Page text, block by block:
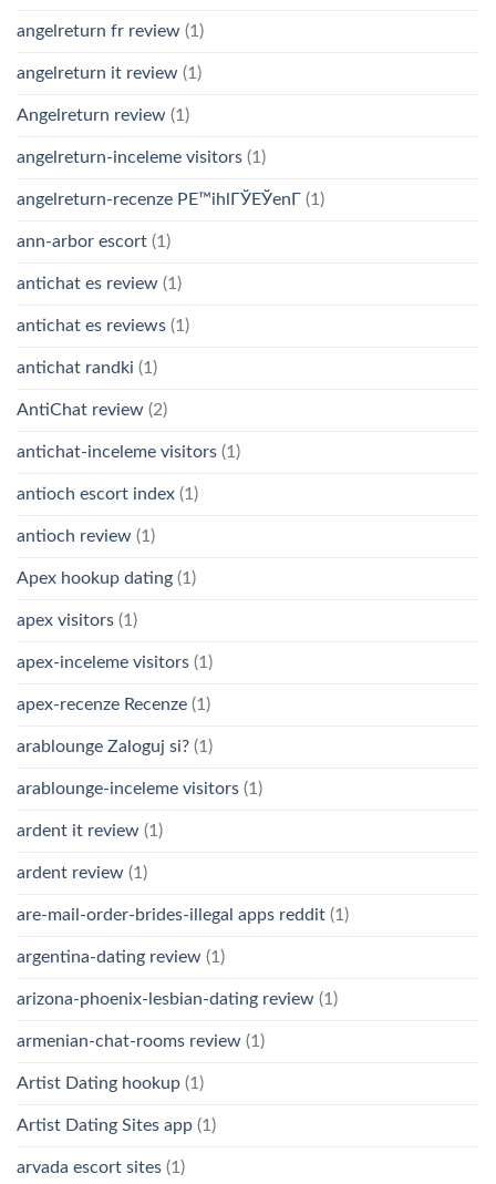
angelreturn fr review (1)
angelreturn it review (1)
Angelreturn review (1)
angelreturn-inceleme visitors (1)
angelreturn-recenze PЕ™ihlГЎЕЎenГ­ (1)
ann-arbor escort (1)
antichat es review (1)
antichat es reviews (1)
antichat randki (1)
AntiChat review (2)
antichat-inceleme visitors (1)
antioch escort index (1)
antioch review (1)
Apex hookup dating (1)
apex visitors (1)
apex-inceleme visitors (1)
apex-recenze Recenze (1)
arablounge Zaloguj si? (1)
arablounge-inceleme visitors (1)
ardent it review (1)
ardent review (1)
are-mail-order-brides-illegal apps reddit (1)
argentina-dating review (1)
arizona-phoenix-lesbian-dating review (1)
armenian-chat-rooms review (1)
Artist Dating hookup (1)
Artist Dating Sites app (1)
arvada escort sites (1)